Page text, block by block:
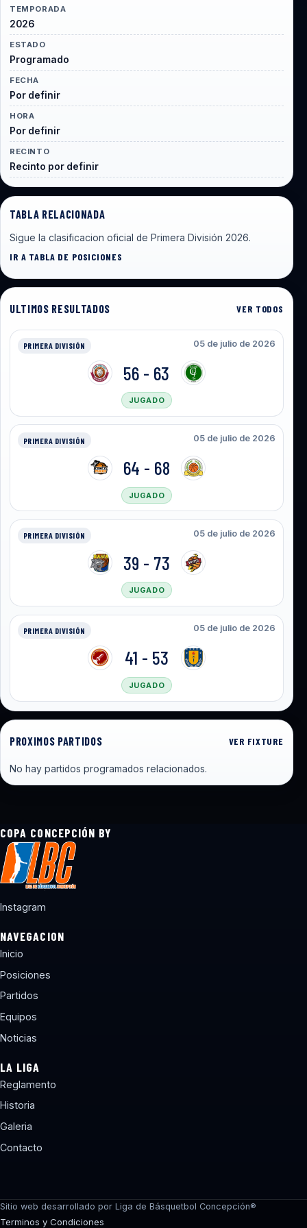
TEMPORADA
2026
ESTADO
Programado
FECHA
Por definir
HORA
Por definir
RECINTO
Recinto por definir
TABLA RELACIONADA
Sigue la clasificacion oficial de Primera División 2026.
IR A TABLA DE POSICIONES
ULTIMOS RESULTADOS VER TODOS
PRIMERA DIVISIÓN 05 de julio de 2026
56 - 63
JUGADO
PRIMERA DIVISIÓN 05 de julio de 2026
64 - 68
JUGADO
PRIMERA DIVISIÓN 05 de julio de 2026
39 - 73
JUGADO
PRIMERA DIVISIÓN 05 de julio de 2026
41 - 53
JUGADO
PROXIMOS PARTIDOS VER FIXTURE
No hay partidos programados relacionados.
COPA CONCEPCIÓN BY
Instagram
NAVEGACION
Inicio
Posiciones
Partidos
Equipos
Noticias
LA LIGA
Reglamento
Historia
Galeria
Contacto
torneos@lbcchile.com
Sitio web desarrollado por Liga de Básquetbol Concepción®
Terminos y Condiciones